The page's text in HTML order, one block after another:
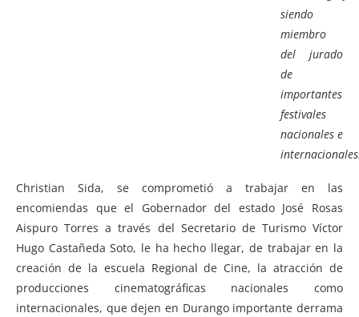
siendo
miembro
del jurado
de
importantes
festivales
nacionales e
Christian Sida, se comprometió a trabajar en las
encomiendas que el Gobernador del estado José Rosas
Aispuro Torres a través del Secretario de Turismo Víctor
Hugo Castañeda Soto, le ha hecho llegar, de trabajar en la
creación de la escuela Regional de Cine, la atracción de
producciones cinematográficas nacionales como
internacionales, que dejen en Durango importante derrama